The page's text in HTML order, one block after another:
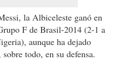
la Albiceleste ganó en
F de Brasil-2014 (2-1 a
aunque ha dejado
todo, en su defensa.